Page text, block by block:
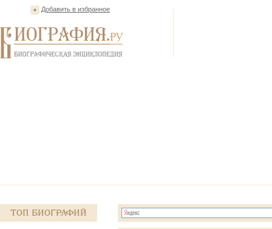
Добавить в избранное
Топ Биографий